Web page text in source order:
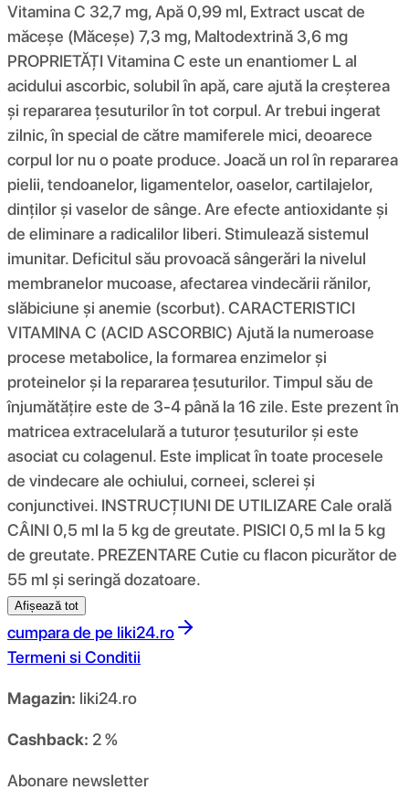
Vitamina C 32,7 mg, Apă 0,99 ml, Extract uscat de
măceșe (Măceșe) 7,3 mg, Maltodextrină 3,6 mg
PROPRIETĂȚI Vitamina C este un enantiomer L al
acidului ascorbic, solubil în apă, care ajută la creșterea
și repararea țesuturilor în tot corpul. Ar trebui ingerat
zilnic, în special de către mamiferele mici, deoarece
corpul lor nu o poate produce. Joacă un rol în repararea
pielii, tendoanelor, ligamentelor, oaselor, cartilajelor,
dinților și vaselor de sânge. Are efecte antioxidante și
de eliminare a radicalilor liberi. Stimulează sistemul
imunitar. Deficitul său provoacă sângerări la nivelul
membranelor mucoase, afectarea vindecării rănilor,
slăbiciune și anemie (scorbut). CARACTERISTICI
VITAMINA C (ACID ASCORBIC) Ajută la numeroase
procese metabolice, la formarea enzimelor și
proteinelor și la repararea țesuturilor. Timpul său de
înjumătățire este de 3-4 până la 16 zile. Este prezent în
matricea extracelulară a tuturor țesuturilor și este
asociat cu colagenul. Este implicat în toate procesele
de vindecare ale ochiului, corneei, sclerei și
conjunctivei. INSTRUCȚIUNI DE UTILIZARE Cale orală
CÂINI 0,5 ml la 5 kg de greutate. PISICI 0,5 ml la 5 kg
de greutate. PREZENTARE Cutie cu flacon picurător de
55 ml și seringă dozatoare.
Afișează tot
cumpara de pe liki24.ro
Termeni si Conditii
Magazin: liki24.ro
Cashback: 2 %
Abonare newsletter